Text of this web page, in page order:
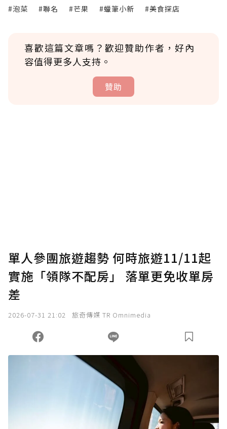
#泡菜 #聯名 #芒果 #蠟筆小新 #美食探店
喜歡這篇文章嗎？歡迎贊助作者，好內
容值得更多人支持。
贊助
確認送出
您當前剩餘 U 利點數：0點；前往 購買點數
單人參團旅遊趨勢 何時旅遊11/11起
實施「領隊不配房」 落單更免收單房
差
2026-07-31 21:02 旅奇傳媒 TR Omnimedia